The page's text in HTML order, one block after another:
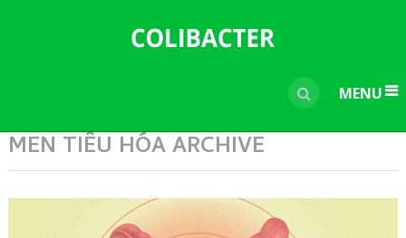
MENU
MEN TIÊU HÓA ARCHIVE